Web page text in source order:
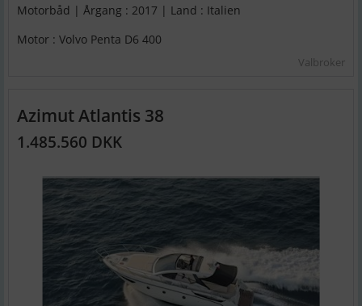
Motorbåd | Årgang : 2017 | Land : Italien
Motor : Volvo Penta D6 400
Valbroker
Azimut Atlantis 38
1.485.560 DKK